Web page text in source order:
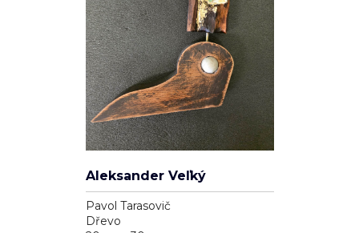
Genesis
Dominika Brynzej
Plátno